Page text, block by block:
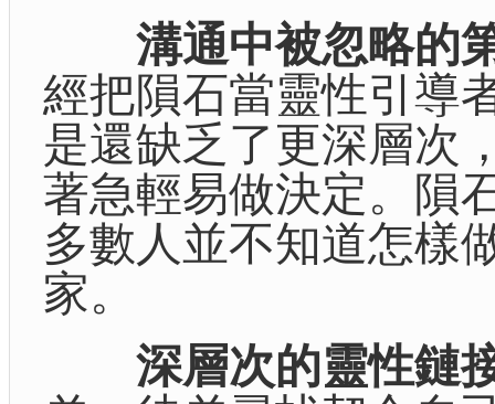
溝通中被忽略的
經把隕石當靈性引導
是還缺乏了更深層次
著急輕易做決定。隕
多數人並不知道怎樣
家。
深層次的靈性鏈